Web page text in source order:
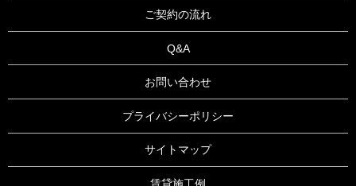
ご契約の流れ
Q&A
お問い合わせ
プライバシーポリシー
サイトマップ